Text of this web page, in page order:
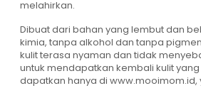
melahirkan.
Dibuat dari bahan yang lembut dan
kimia, tanpa alkohol dan tanpa
kulit terasa nyaman dan tidak
untuk mendapatkan kembali kulit
dapatkan hanya di www.mooimom.id,